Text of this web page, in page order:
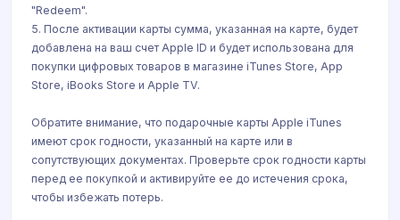
"Redeem".
5. После активации карты сумма, указанная на карте, будет
добавлена на ваш счет Apple ID и будет использована для
покупки цифровых товаров в магазине iTunes Store, App
Store, iBooks Store и Apple TV.
Обратите внимание, что подарочные карты Apple iTunes
имеют срок годности, указанный на карте или в
сопутствующих документах. Проверьте срок годности карты
перед ее покупкой и активируйте ее до истечения срока,
чтобы избежать потерь.